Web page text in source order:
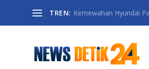
TREN: Kemewahan Hyundai